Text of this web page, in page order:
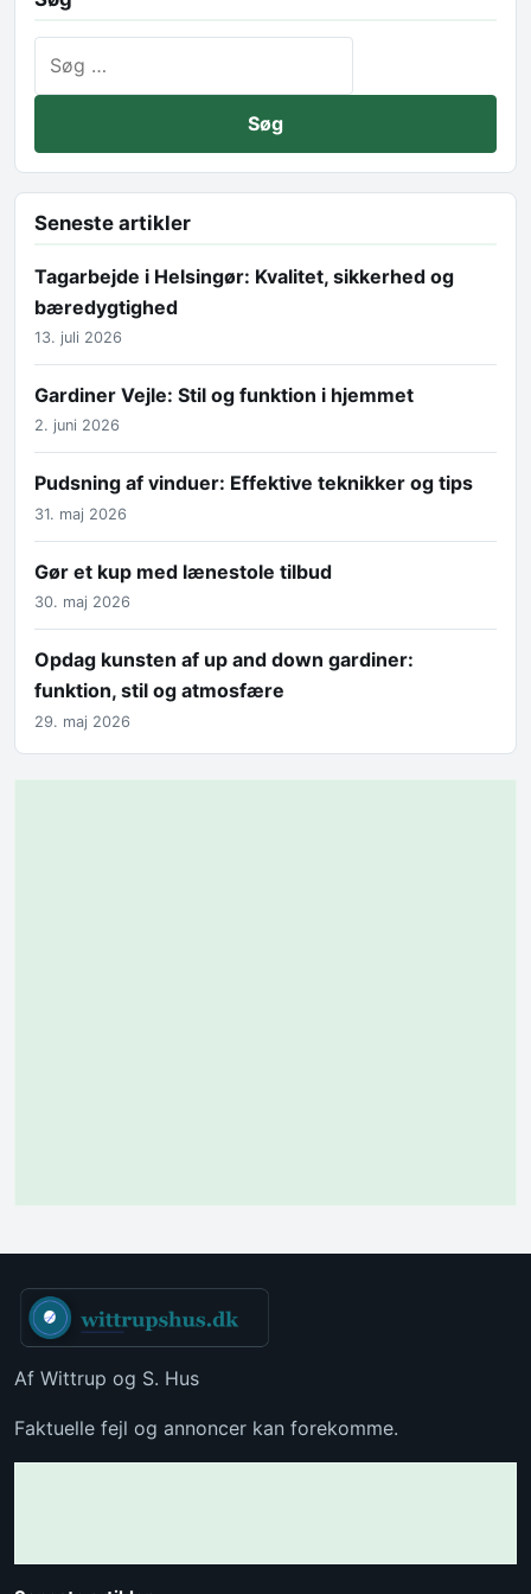
Seneste artikler
Tagarbejde i Helsingør: Kvalitet, sikkerhed og
bæredygtighed
13. juli 2026
Gardiner Vejle: Stil og funktion i hjemmet
2. juni 2026
Pudsning af vinduer: Effektive teknikker og tips
31. maj 2026
Gør et kup med lænestole tilbud
30. maj 2026
Opdag kunsten af up and down gardiner:
funktion, stil og atmosfære
29. maj 2026
Af Wittrup og S. Hus
Faktuelle fejl og annoncer kan forekomme.